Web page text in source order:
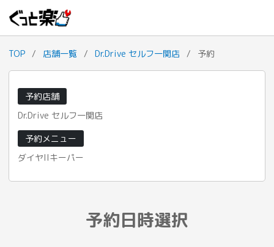
TOP / 店舗一覧 / Dr.Drive セルフ一関店 / 予約
予約店舗
Dr.Drive セルフ一関店
予約メニュー
ダイヤIIキーパー
予約日時選択